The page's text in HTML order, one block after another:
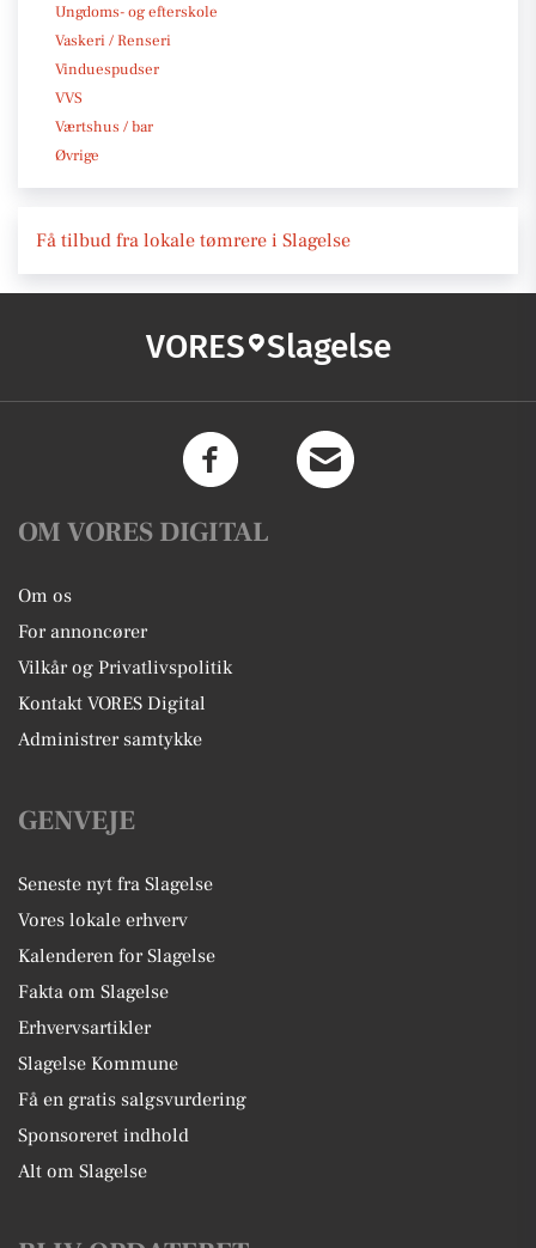
Ungdoms- og efterskole
Vaskeri / Renseri
Vinduespudser
VVS
Værtshus / bar
Øvrige
Få tilbud fra lokale tømrere i Slagelse
VORES Slagelse
OM VORES DIGITAL
Om os
For annoncører
Vilkår og Privatlivspolitik
Kontakt VORES Digital
Administrer samtykke
GENVEJE
Seneste nyt fra Slagelse
Vores lokale erhverv
Kalenderen for Slagelse
Fakta om Slagelse
Erhvervsartikler
Slagelse Kommune
Få en gratis salgsvurdering
Sponsoreret indhold
Alt om Slagelse